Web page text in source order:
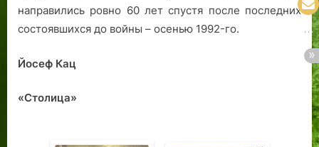
направились ровно 60 лет спустя после последних
состоявшихся до войны – осенью 1992-го.
Йосеф Кац
«Столица»